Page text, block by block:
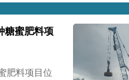
糖蜜肥料项
肥料项目位